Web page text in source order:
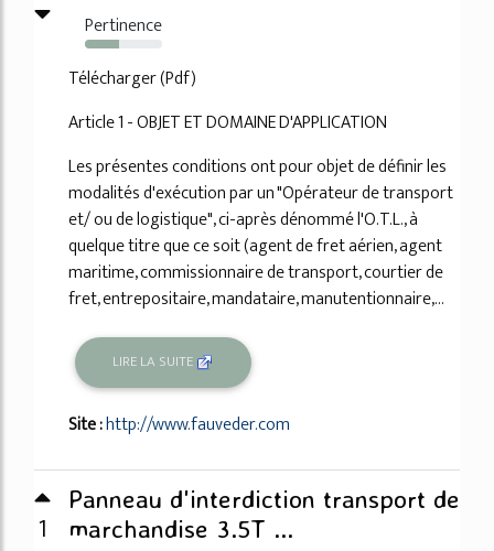
Pertinence
44%
Télécharger (Pdf)
Article 1 - OBJET ET DOMAINE D'APPLICATION
Les présentes conditions ont pour objet de définir les
modalités d'exécution par un "Opérateur de transport
et/ ou de logistique", ci-après dénommé l'O.T.L., à
quelque titre que ce soit (agent de fret aérien, agent
maritime, commissionnaire de transport, courtier de
fret, entrepositaire, mandataire, manutentionnaire,...
LIRE LA SUITE
Site :http://www.fauveder.com
1
Panneau d'interdiction transport de
marchandise 3.5T ...